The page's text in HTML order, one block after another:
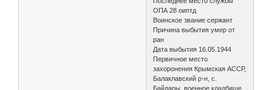
ОПА 28 оиптд
Воинское звание сержант
Причина выбытия умер от
ран
Дата выбытия 16.05.1944
Первичное место
захоронения Крымская АССР,
Балаклавский р-н, с.
Байдары, военное кладбище,